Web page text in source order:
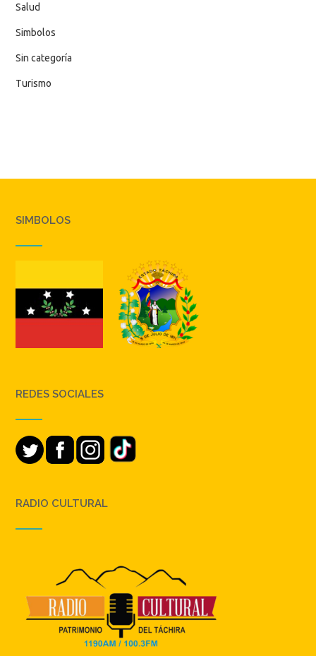
Salud
Simbolos
Sin categoría
Turismo
SIMBOLOS
REDES SOCIALES
RADIO CULTURAL